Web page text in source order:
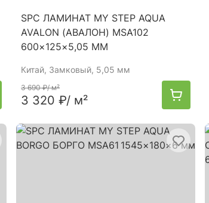
SPC ЛАМИНАТ MY STEP AQUA
AVALON (АВАЛОН) MSA102
600×125×5,05 ММ
Китай, Замковый, 5,05 мм
3 690 ₽/ м²
3 320 ₽/ м²